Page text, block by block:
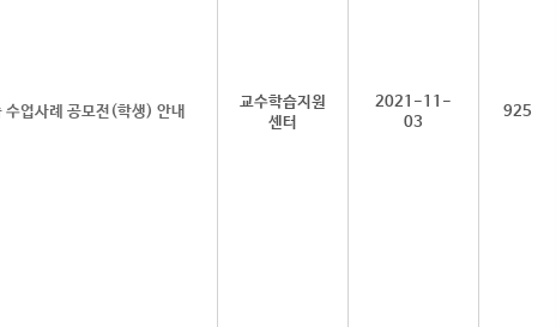
업사례 공모전(학생) 안내
교수학습지원
센터
2021-11-
03
925